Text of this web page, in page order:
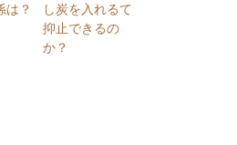
は？
し炭を入れるて
抑止できるの
か？